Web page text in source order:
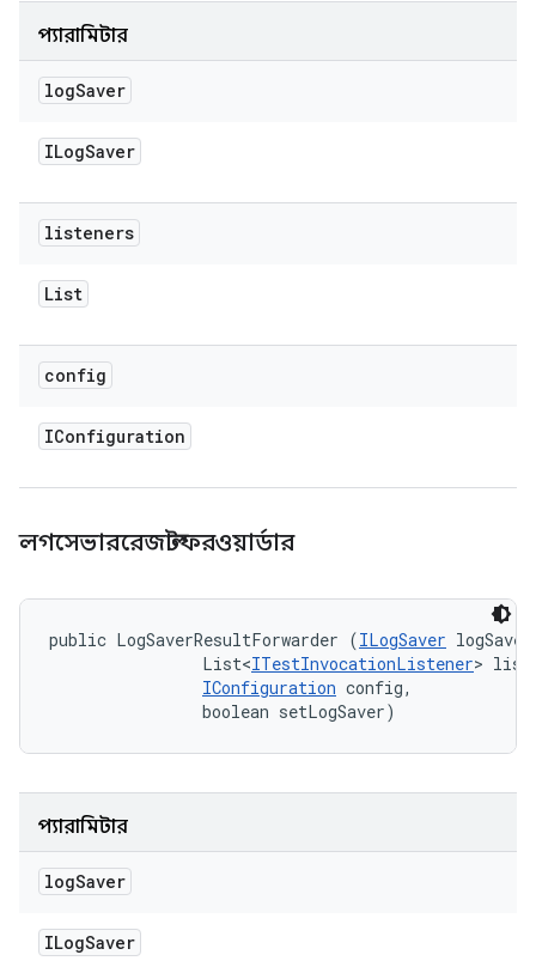
প্যারামিটার
logSaver
ILogSaver
listeners
List
config
IConfiguration
লগসেভাররেজাল্টফরওয়ার্ডার
public LogSaverResultForwarder (ILogSaver
                List<
ITestInvocationListener>
IConfiguration config,
                boolean setLogSaver)
প্যারামিটার
logSaver
ILogSaver